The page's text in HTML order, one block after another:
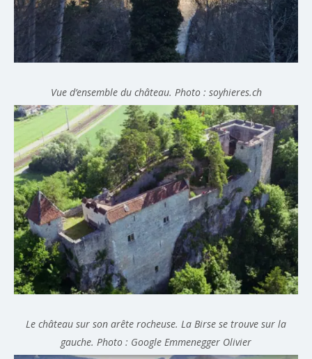
Vue d’ensemble du château. Photo : soyhieres.ch
Le château sur son arête rocheuse. La Birse se trouve sur la
gauche. Photo : Google Emmenegger Olivier